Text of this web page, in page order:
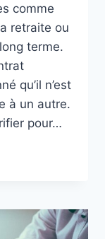
comme
retraite ou
terme.
qu’il n’est
à un autre.
pour…